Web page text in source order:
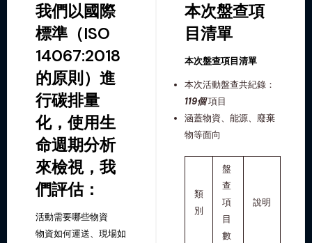
我們以國際
標準（ISO
14067:2018
的原則）進
行碳排量
化，使用生
命週期分析
來檢視，我
們評估：
活動需要哪些物資
物資如何運送、現場如
本次盤查項
目清單
本次盤查項目清單
本次活動盤查共紀錄：
119個項目
涵蓋物資、能源、廢棄
物等面向
類
別
盤
查
項
目
數
說明